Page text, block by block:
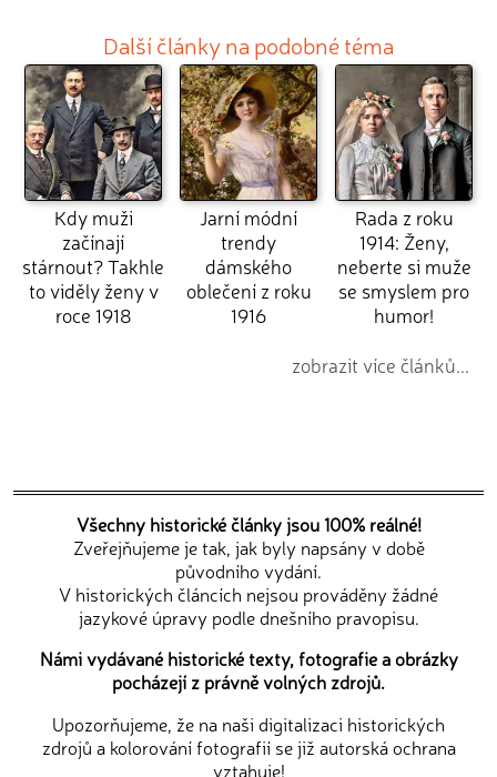
Další články na podobné téma
Kdy muži
začínají
stárnout? Takhle
to viděly ženy v
roce 1918
Jarní módní
trendy
dámského
oblečení z roku
1916
Rada z roku
1914: Ženy,
neberte si muže
se smyslem pro
humor!
zobrazit více článků...
Všechny historické články jsou 100% reálné!
Zveřejňujeme je tak, jak byly napsány v době
původního vydání.
V historických článcích nejsou prováděny žádné
jazykové úpravy podle dnešního pravopisu.
Námi vydávané historické texty, fotografie a obrázky
pocházejí z právně volných zdrojů.
Upozorňujeme, že na naši digitalizaci historických
zdrojů a kolorování fotografií se již autorská ochrana
vztahuje!